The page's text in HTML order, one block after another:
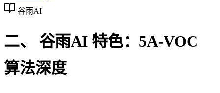
谷雨AI
二、 谷雨AI 特色：5A-VOC
算法深度